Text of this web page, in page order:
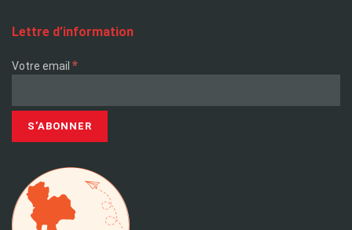
Lettre d’information
Votre email *